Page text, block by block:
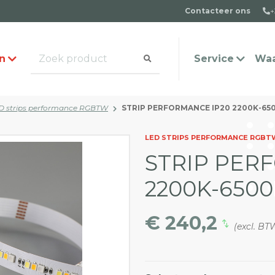
Contacteer ons
Service
Veel gestelde vragen
Contact
strips performance RGBTW STRIP PERFORMANCE IP20 2200K-
LED STRIPS PERFORMANCE
STRIP
2200K-
€ 240,2 (excl.